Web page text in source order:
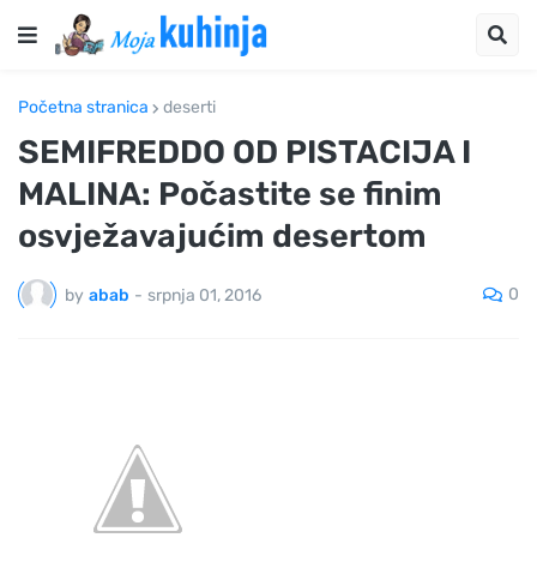
Početna stranica deserti
SEMIFREDDO OD PISTACIJA I
MALINA: Počastite se finim
osvježavajućim desertom
by abab - srpnja 01, 2016 0